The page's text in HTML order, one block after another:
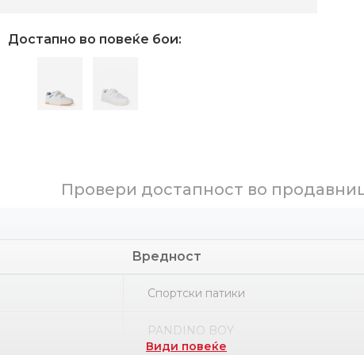
Достапно во повеќе бои:
Провери достапност во
Вредност
Спортски патики
PANDINO BOY
Види повеќе